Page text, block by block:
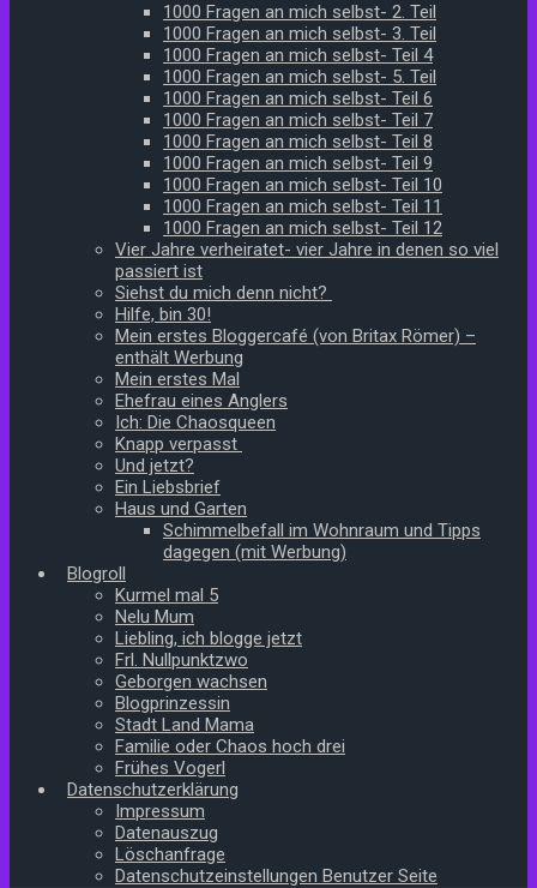
1000 Fragen an mich selbst- 2. Teil
1000 Fragen an mich selbst- 3. Teil
1000 Fragen an mich selbst- Teil 4
1000 Fragen an mich selbst- 5. Teil
1000 Fragen an mich selbst- Teil 6
1000 Fragen an mich selbst- Teil 7
1000 Fragen an mich selbst- Teil 8
1000 Fragen an mich selbst- Teil 9
1000 Fragen an mich selbst- Teil 10
1000 Fragen an mich selbst- Teil 11
1000 Fragen an mich selbst- Teil 12
Vier Jahre verheiratet- vier Jahre in denen so viel
passiert ist
Siehst du mich denn nicht?
Hilfe, bin 30!
Mein erstes Bloggercafé (von Britax Römer) –
enthält Werbung
Mein erstes Mal
Ehefrau eines Anglers
Ich: Die Chaosqueen
Knapp verpasst
Und jetzt?
Ein Liebsbrief
Haus und Garten
Schimmelbefall im Wohnraum und Tipps
dagegen (mit Werbung)
Blogroll
Kurmel mal 5
Nelu Mum
Liebling, ich blogge jetzt
Frl. Nullpunktzwo
Geborgen wachsen
Blogprinzessin
Stadt Land Mama
Familie oder Chaos hoch drei
Frühes Vogerl
Datenschutzerklärung
Impressum
Datenauszug
Löschanfrage
Datenschutzeinstellungen Benutzer Seite